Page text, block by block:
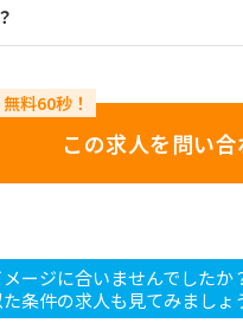
この求人を問い合
メージに合いませんでしたか
条件の求人も見てみましょ